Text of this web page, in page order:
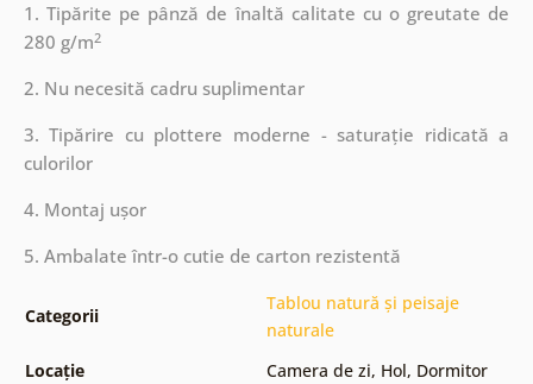
1. Tipărite pe pânză de înaltă calitate cu o greutate de
280 g/m2
2. Nu necesită cadru suplimentar
3. Tipărire cu plottere moderne - saturație ridicată a
culorilor
4. Montaj ușor
5. Ambalate într-o cutie de carton rezistentă
Categorii
Tablou natură și peisaje
naturale
Locație
Camera de zi, Hol, Dormitor